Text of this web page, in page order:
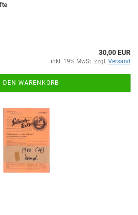
30,00 EUR
inkl. 19% MwSt. zzgl. Versand
DEN WARENKORB